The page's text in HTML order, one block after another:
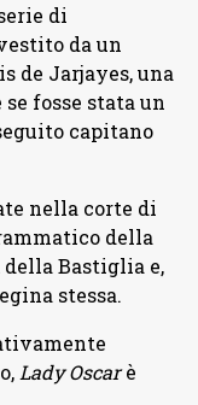
di
da un
de Jarjayes, una
fosse stata un
capitano
nella corte di
della
della Bastiglia e,
stessa.
Lady Oscarè